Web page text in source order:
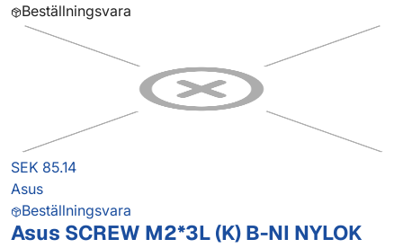
Beställningsvara
SEK 85.14
Asus
Beställningsvara
Asus SCREW M2*3L (K) B-NI NYLOK